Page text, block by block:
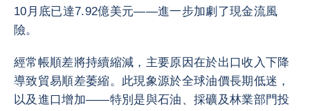
10月底已達7.92億美元——進一步加劇了現金流風
險。
經常帳順差將持續縮減，主要原因在於出口收入下降
導致貿易順差萎縮。此現象源於全球油價長期低迷，
以及進口增加——特別是與石油、採礦及林業部門投